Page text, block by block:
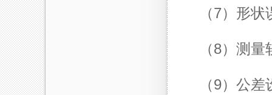
（7）形
（8）测
（9）公